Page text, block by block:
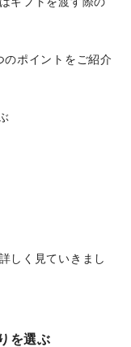
のポイントをご紹介
しく見ていきまし
を選ぶ